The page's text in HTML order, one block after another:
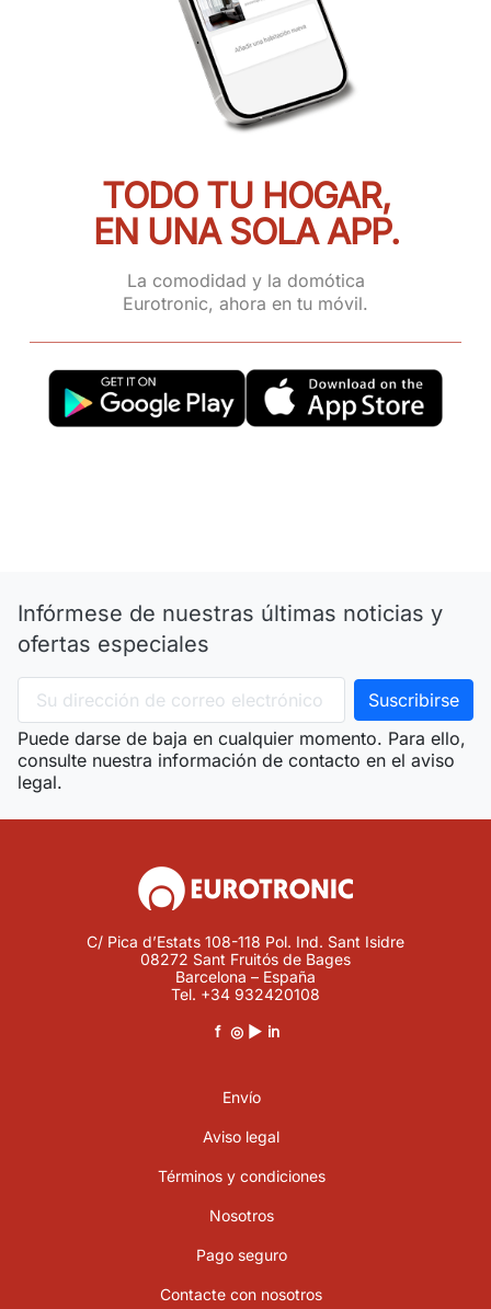
TODO TU HOGAR,
EN UNA SOLA APP.
La comodidad y la domótica
Eurotronic, ahora en tu móvil.
Infórmese de nuestras últimas noticias y
ofertas especiales
Puede darse de baja en cualquier momento. Para ello,
consulte nuestra información de contacto en el aviso
legal.
C/ Pica d’Estats 108-118 Pol. Ind. Sant Isidre
08272 Sant Fruitós de Bages
Barcelona – España
Tel. +34 932420108
f ◎ ▶ in
Envío
Aviso legal
Términos y condiciones
Nosotros
Pago seguro
Contacte con nosotros